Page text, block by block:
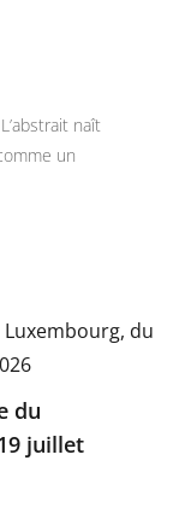
naît
un
du
juillet